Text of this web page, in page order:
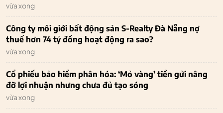
vừa xong
Công ty môi giới bất động sản S-Realty Đà Nẵng nợ
thuế hơn 74 tỷ đồng hoạt động ra sao?
vừa xong
Cổ phiếu bảo hiểm phân hóa: ‘Mỏ vàng’ tiền gửi nâng
đỡ lợi nhuận nhưng chưa đủ tạo sóng
vừa xong